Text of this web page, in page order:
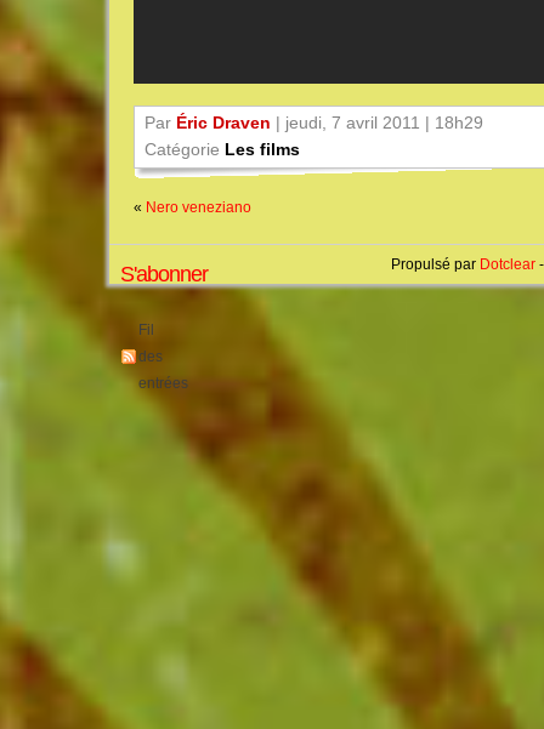
Par Éric Draven | jeudi, 7 avril 2011 | 18h29
Catégorie Les films
« Nero veneziano
S'abonner
Fil
des
entrées
Propulsé par Dotclear